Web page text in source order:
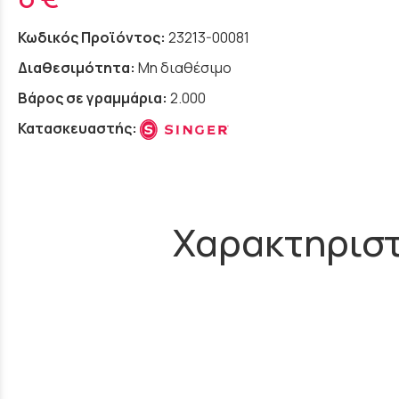
Κωδικός Προϊόντος: 23213-00081
Διαθεσιμότητα: Μη διαθέσιμο
Βάρος σε γραμμάρια: 2.000
Κατασκευαστής: